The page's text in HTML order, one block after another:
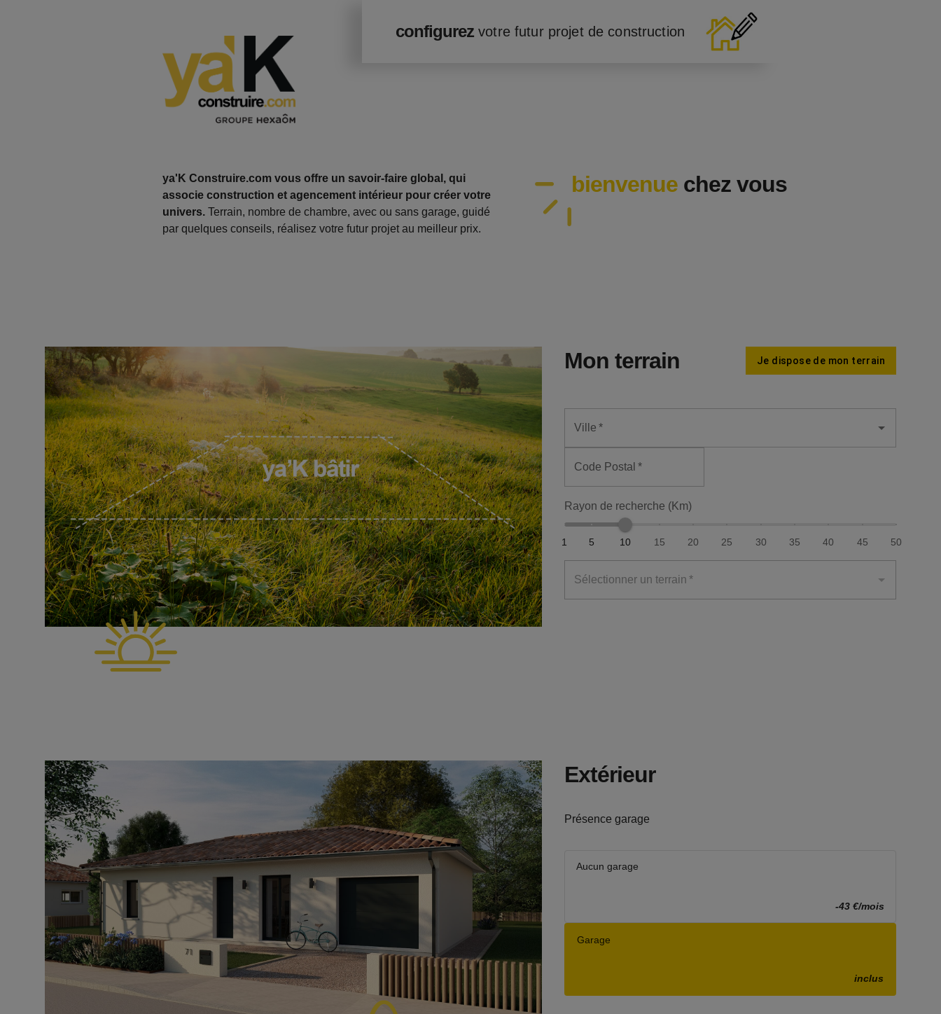
configurezvotre futur projet de construction
bienvenue chez vous
ya'K Construire.com vous offre un savoir-faire global, qui
associe construction et agencement intérieur pour créer votre
univers. Terrain, nombre de chambre, avec ou sans garage, guidé
par quelques conseils, réalisez votre futur projet au meilleur prix.
Mon terrain Je dispose de mon terrain
Code Postal *
Ville *
Rayon de recherche (Km)
1 5 10 15 20 25 30 35 40 45 50
Sélectionner un terrain *
Extérieur
Présence garage
Aucun garage
-43 €/mois
Garage
inclus